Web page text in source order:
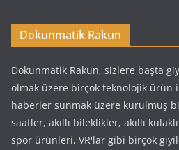
Dokunmatik Rakun
Dokunmatik Rakun, sizlere başta
olmak üzere birçok teknolojik ürün
haberler sunmak üzere kurulmuş
saatler, akıllı bileklikler, akıllı
spor ürünleri, VR'lar gibi birçok